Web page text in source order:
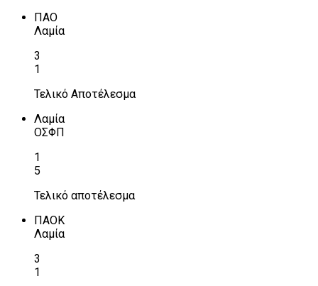
ΠΑΟ
Λαμία
3
1
Τελικό Αποτέλεσμα
Λαμία
ΟΣΦΠ
1
5
Τελικό αποτέλεσμα
ΠΑΟΚ
Λαμία
3
1